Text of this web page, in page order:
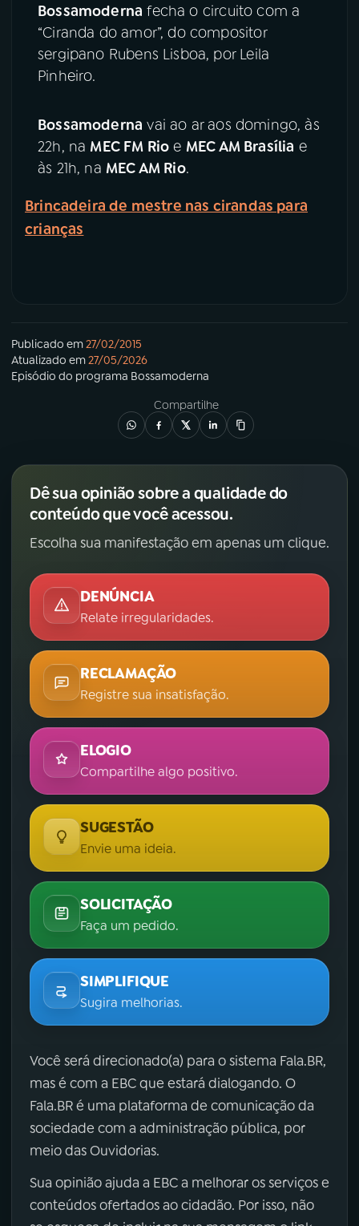
Bossamoderna fecha o circuito com a
“Ciranda do amor”, do compositor
sergipano Rubens Lisboa, por Leila
Pinheiro.
Bossamoderna vai ao ar aos domingo, às
22h, na MEC FM Rio e MEC AM Brasília e
às 21h, na MEC AM Rio.
Brincadeira de mestre nas cirandas para
crianças
Publicado em27/02/2015
Atualizado em27/05/2026
Episódio do programa Bossamoderna
Compartilhe
Dê sua opinião sobre a qualidade do
conteúdo que você acessou.
Escolha sua manifestação em apenas um clique.
DENÚNCIA
Relate irregularidades.
RECLAMAÇÃO
Registre sua insatisfação.
ELOGIO
Compartilhe algo positivo.
SUGESTÃO
Envie uma ideia.
SOLICITAÇÃO
Faça um pedido.
SIMPLIFIQUE
Sugira melhorias.
Você será direcionado(a) para o sistema Fala.BR,
mas é com a EBC que estará dialogando. O
Fala.BR é uma plataforma de comunicação da
sociedade com a administração pública, por
meio das Ouvidorias.
Sua opinião ajuda a EBC a melhorar os serviços e
conteúdos ofertados ao cidadão. Por isso, não